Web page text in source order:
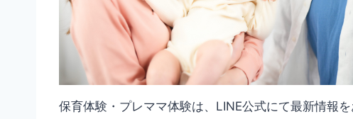
保育体験・プレママ体験は、LINE公式にて最新情報を